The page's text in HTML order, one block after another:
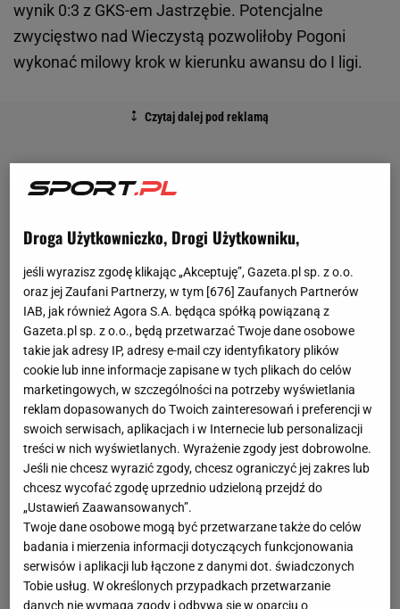
wynik 0:3 z GKS-em Jastrzębie. Potencjalne
zwycięstwo nad Wieczystą pozwoliłoby Pogoni
wykonać milowy krok w kierunku awansu do I ligi.
Droga Użytkowniczko, Drogi Użytkowniku,
jeśli wyrazisz zgodę klikając „Akceptuję”, Gazeta.pl sp. z o.o.
oraz jej Zaufani Partnerzy, w tym [676] Zaufanych Partnerów
IAB, jak również Agora S.A. będąca spółką powiązaną z
Gazeta.pl sp. z o.o., będą przetwarzać Twoje dane osobowe
takie jak adresy IP, adresy e-mail czy identyfikatory plików
cookie lub inne informacje zapisane w tych plikach do celów
marketingowych, w szczególności na potrzeby wyświetlania
reklam dopasowanych do Twoich zainteresowań i preferencji w
swoich serwisach, aplikacjach i w Internecie lub personalizacji
treści w nich wyświetlanych. Wyrażenie zgody jest dobrowolne.
Jeśli nie chcesz wyrazić zgody, chcesz ograniczyć jej zakres lub
chcesz wycofać zgodę uprzednio udzieloną przejdź do
„Ustawień Zaawansowanych”.
Twoje dane osobowe mogą być przetwarzane także do celów
badania i mierzenia informacji dotyczących funkcjonowania
serwisów i aplikacji lub łączone z danymi dot. świadczonych
Tobie usług. W określonych przypadkach przetwarzanie
danych nie wymaga zgody i odbywa się w oparciu o